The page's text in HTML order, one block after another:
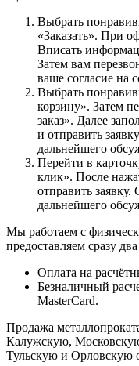
Выбрать
«Заказать». При
Вписать
Затем вам
ваше согласие на
Выбрать
корзину». Затем
заказ». Далее
и отправить
дальнейшего
Перейти в
клик». После
отправить
дальнейшего
Мы работаем с
предоставляем сразу
Оплата на
Безналичный
MasterCard.
Продажа
Калужскую,
Тульскую и Орловскую